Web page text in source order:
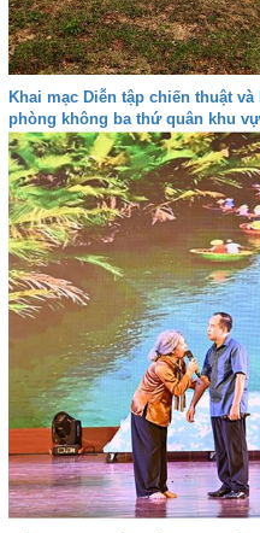
Khai mạc Diễn tập chiến thuật
phòng không ba thứ quân khu